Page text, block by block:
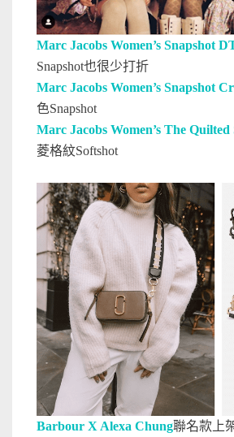
Marc Jacobs Women’s Snapshot
Snapshot也很少打折
Marc Jacobs Women’s Snapshot
色Snapshot
Marc Jacobs Women’s The Quilted
菱格紋Softshot
Barbour X Alexa Chung聯名款上